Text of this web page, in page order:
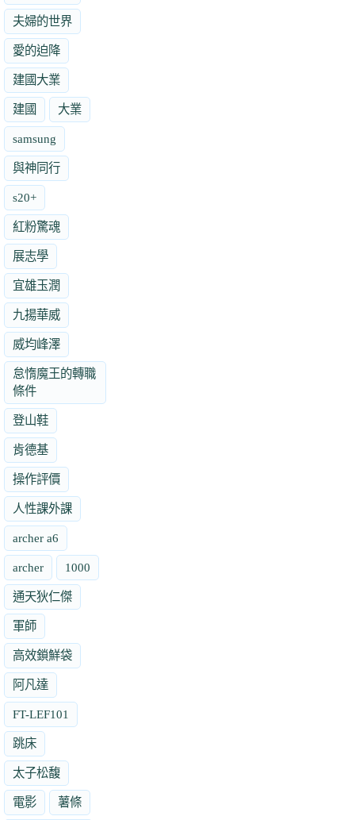
夫婦的世界
愛的迫降
建國大業
建國 大業
samsung
與神同行
s20+
紅粉驚魂
展志學
宜雄玉潤
九揚華威
威均峰澤
怠惰魔王的轉職
條件
登山鞋
肯德基
操作評價
人性課外課
archer a6
archer 1000
通天狄仁傑
軍師
高效鎖鮮袋
阿凡達
FT-LEF101
跳床
太子松馥
電影 薯條